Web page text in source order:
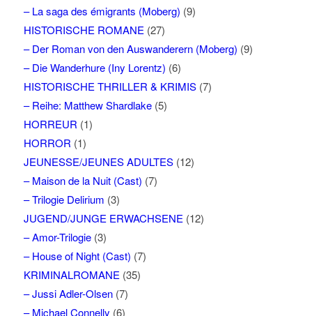
– La saga des émigrants (Moberg) (9)
HISTORISCHE ROMANE (27)
– Der Roman von den Auswanderern (Moberg) (9)
– Die Wanderhure (Iny Lorentz) (6)
HISTORISCHE THRILLER & KRIMIS(7)
– Reihe: Matthew Shardlake(5)
HORREUR (1)
HORROR (1)
JEUNESSE/JEUNES ADULTES(12)
– Maison de la Nuit (Cast) (7)
– Trilogie Delirium (3)
JUGEND/JUNGE ERWACHSENE (12)
– Amor-Trilogie(3)
– House of Night (Cast) (7)
KRIMINALROMANE (35)
– Jussi Adler-Olsen(7)
– Michael Connelly (6)